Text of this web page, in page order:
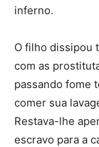
inferno.
O filho dissipou
com as
passando fome
comer sua
Restava-lhe
escravo para a